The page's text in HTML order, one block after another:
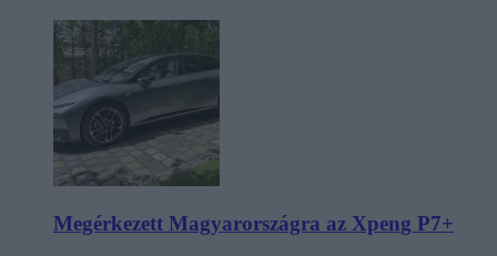
Megérkezett Magyarországra az Xpeng P7+